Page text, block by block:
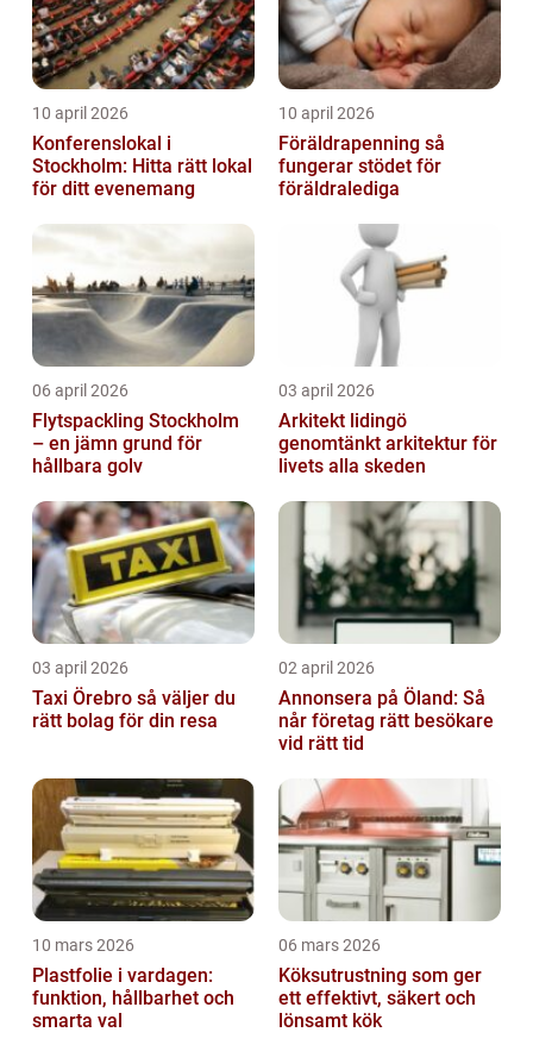
10 april 2026
Konferenslokal i
Stockholm: Hitta rätt lokal
för ditt evenemang
10 april 2026
Föräldrapenning så
fungerar stödet för
föräldralediga
06 april 2026
Flytspackling Stockholm
– en jämn grund för
hållbara golv
03 april 2026
Arkitekt lidingö
genomtänkt arkitektur för
livets alla skeden
03 april 2026
Taxi Örebro så väljer du
rätt bolag för din resa
02 april 2026
Annonsera på Öland: Så
når företag rätt besökare
vid rätt tid
10 mars 2026
Plastfolie i vardagen:
funktion, hållbarhet och
smarta val
06 mars 2026
Köksutrustning som ger
ett effektivt, säkert och
lönsamt kök